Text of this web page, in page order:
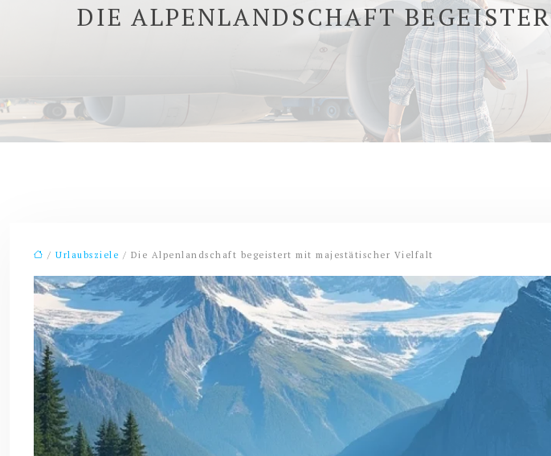
DIE ALPENLANDSCHAFT
/ Urlaubsziele / Die Alpenlandschaft begeistert mit majestätischer Vielfalt